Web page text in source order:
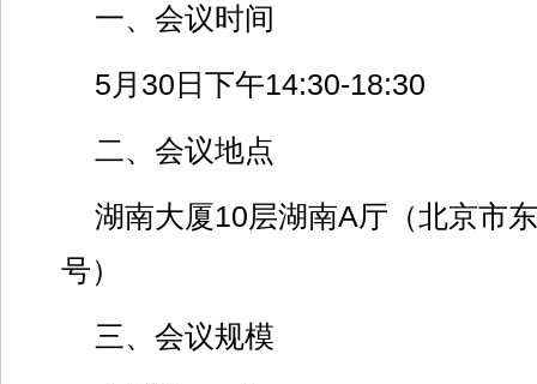
一、会议时间
5月30日下午14:30-18:30
二、会议地点
湖南大厦10层湖南A厅（北京市
号）
三、会议规模